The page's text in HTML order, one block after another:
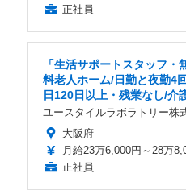
正社員
「生活サポートスタッフ・
料老人ホーム/日勤と夜勤4
日120日以上・残業なし/介
ユースタイルラボラトリー株
大阪府
月給23万6,000円～28万
正社員